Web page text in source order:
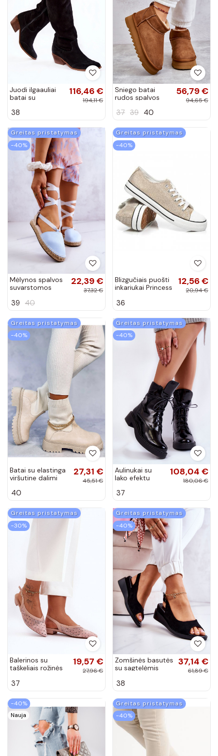
Juodi ilgaauliai
batai su
116,46 €
194,11 €
38
Sniego batai
rudos spalvos
56,79 €
94,65 €
37 39 40
Greitas pristatymas
−40%
Mėlynos spalvos
suvarstomos
Star
22,39 €
37,32 €
39 40
Greitas pristatymas
−40%
Blizgučiais puošti
inkariukai Princess
12,56 €
20,94 €
36
Greitas pristatymas
−40%
Batai su elastinga
viršutine dalimi
JESSE BEIGE
27,31 €
45,51 €
40
Greitas pristatymas
−40%
Aulinukai su
lako efektu
Laverda
108,04 €
180,06 €
37
Greitas pristatymas
−30%
Balerinos su
taškeliais rožinės
19,57 €
27,96 €
37
Greitas pristatymas
−40%
Zomšinės basutės
su sagtelėmis
Camille
37,14 €
61,89 €
38
−40%
Nauja
Greitas pristatymas
−40%